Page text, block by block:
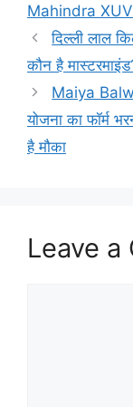
Mahindra XUV
दिल्ली लाल
कौन है
Maiya
योजना का फॉर्म
है मौका
Leave a